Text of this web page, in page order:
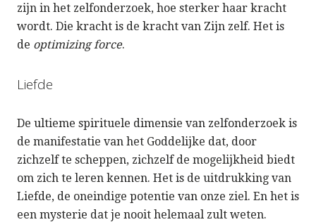
zijn in het zelfonderzoek, hoe sterker haar kracht
wordt. Die kracht is de kracht van Zijn zelf. Het is
de optimizing force.
Liefde
De ultieme spirituele dimensie van zelfonderzoek is
de manifestatie van het Goddelijke dat, door
zichzelf te scheppen, zichzelf de mogelijkheid biedt
om zich te leren kennen. Het is de uitdrukking van
Liefde, de oneindige potentie van onze ziel. En het is
een mysterie dat je nooit helemaal zult weten.